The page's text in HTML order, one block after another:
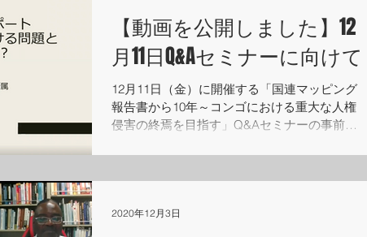
【動画を公開しました】12
月11日Q&Aセミナーに向けて
12月11日（金）に開催する「国連マッピング
報告書から10年～コンゴにおける重大な人権
侵害の終焉を目指す」Q&Aセミナーの事前配
YouTubeチャンネルに公開しました。 ぜひご覧
ください。 ...
2020年12月3日